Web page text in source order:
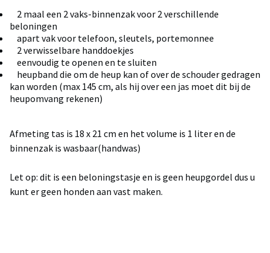
2 maal een 2 vaks-binnenzak voor 2 verschillende
beloningen
apart vak voor telefoon, sleutels, portemonnee
2 verwisselbare handdoekjes
eenvoudig te openen en te sluiten
heupband die om de heup kan of over de schouder gedragen
kan worden (max 145 cm, als hij over een jas moet dit bij de
heupomvang rekenen)
Afmeting tas is 18 x 21 cm en het volume is 1 liter en de
binnenzak is wasbaar(handwas)
Let op: dit is een beloningstasje en is geen heupgordel dus u
kunt er geen honden aan vast maken.